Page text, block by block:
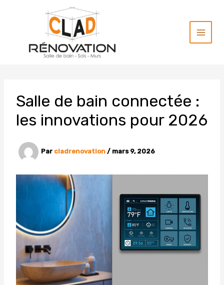
Salle de bain connectée :
les innovations pour 2026
Par cladrenovation / mars 9, 2026